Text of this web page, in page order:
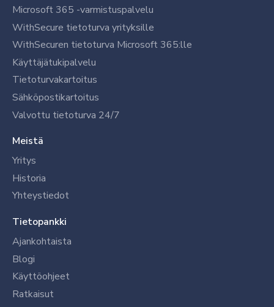
Microsoft 365 -varmistuspalvelu
WithSecure tietoturva yrityksille
WithSecuren tietoturva Microsoft 365:lle
Käyttäjätukipalvelu
Tietoturvakartoitus
Sähköpostikartoitus
Valvottu tietoturva 24/7
Meistä
Yritys
Historia
Yhteystiedot
Tietopankki
Ajankohtaista
Blogi
Käyttöohjeet
Ratkaisut